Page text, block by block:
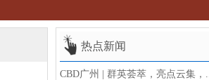
热点新闻
CBD广州 | 群英荟萃，亮点云集，